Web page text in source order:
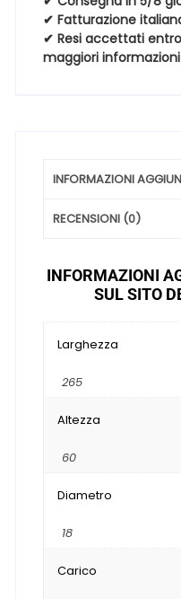
✔ Fatturazione
✔ Resi accettati
maggiori
INFORMAZIONI
RECENSIONI (0)
INFORMAZIONI
SUL SITO
Larghezza
265
Altezza
60
Diametro
18
Carico